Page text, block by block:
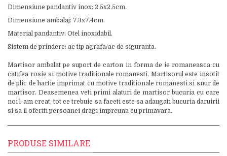
Dimensiune pandantiv inox: 2.5x2.5cm.
Dimensiune ambalaj: 7.3x7.4cm.
Material pandantiv: Otel inoxidabil.
Sistem de prindere: ac tip agrafa/ac de siguranta.
Martisor ambalat pe suport de carton in forma de ie romaneasca cu
catifea rosie si motive traditionale romanesti. Martisorul este insotit
de plic de hartie imprimat cu motive traditionale romanesti si snur de
martisor. Deasemenea veti primi alaturi de martisor bucuria cu care
noi l-am creat, tot ce trebuie sa faceti este sa adaugati bucuria daruirii
si sa il oferiti persoanei dragi impreuna cu primavara.
PRODUSE SIMILARE